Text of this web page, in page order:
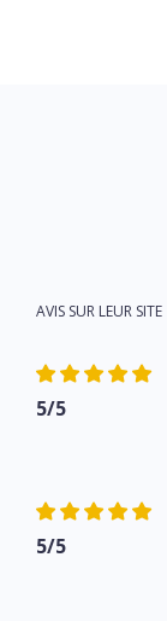
AVIS SUR LEUR SITE
5/5
5/5